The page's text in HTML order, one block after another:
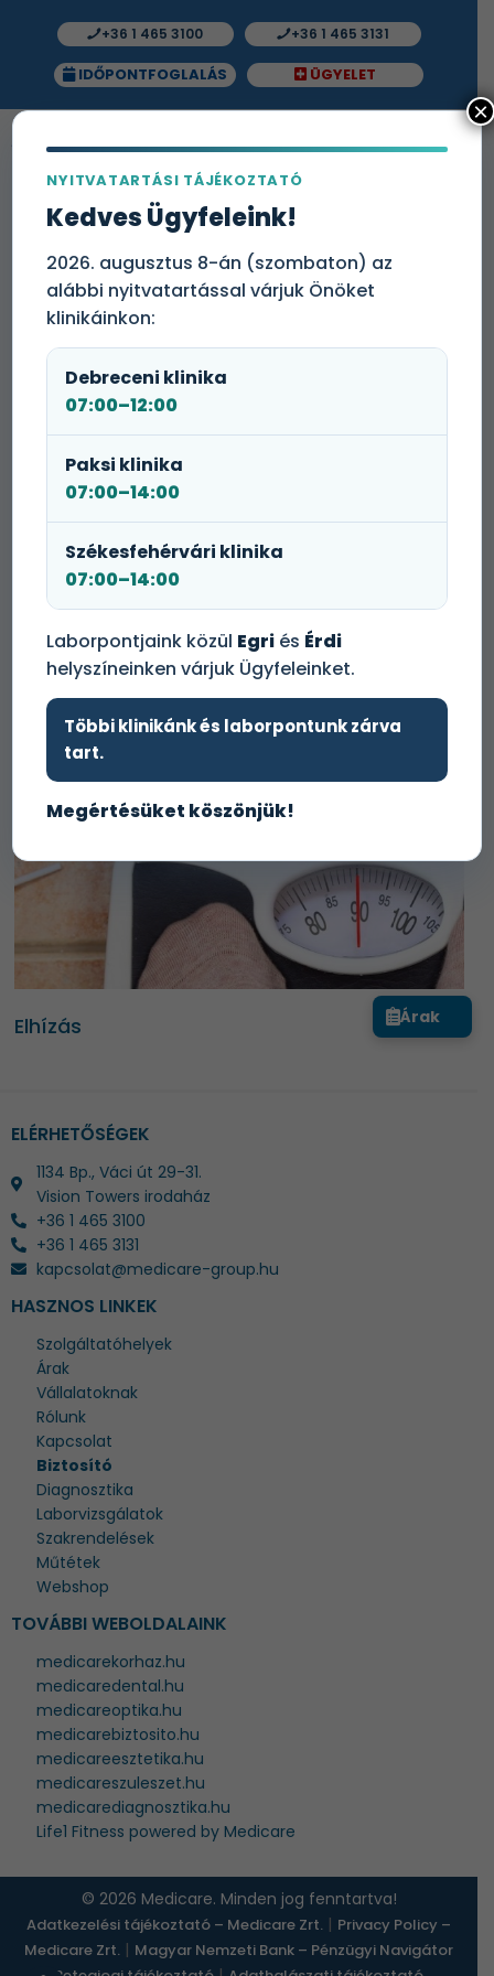
+36 1 465 3100 +36 1 465 3131
IDŐPONTFOGLALÁS ÜGYELET
Magas koleszterinszint
(Hiperkoleszterinémia)
Elhízás
ELÉRHETŐSÉGEK
1134 Bp., Váci út 29-31.
Vision Towers irodaház
+36 1 465 3100
+36 1 465 3131
kapcsolat@medicare-group.hu
HASZNOS LINKEK
Szolgáltatóhelyek
Árak
Vállalatoknak
Rólunk
Kapcsolat
Biztosító
Diagnosztika
Laborvizsgálatok
Szakrendelések
Műtétek
Webshop
TOVÁBBI WEBOLDALAINK
medicarekorhaz.hu
medicaredental.hu
medicareoptika.hu
medicarebiztosito.hu
medicareesztetika.hu
medicareszuleszet.hu
medicarediagnosztika.hu
Life1 Fitness powered by Medicare
© 2026 Medicare. Minden jog fenntartva!
Adatkezelési tájékoztató – Medicare Zrt. | Privacy Policy –
Medicare Zrt. | Magyar Nemzeti Bank – Pénzügyi Navigátor
Árak
NYITVATARTÁSI TÁJÉKOZTATÓ
Kedves Ügyfeleink!
2026. augusztus 8-án (szombaton) az
alábbi nyitvatartással várjuk Önöket
klinikáinkon:
Debreceni klinika
07:00–12:00
Paksi klinika
07:00–14:00
Székesfehérvári klinika
07:00–14:00
Laborpontjaink közül Egri és Érdi
helyszíneinken várjuk Ügyfeleinket.
Többi klinikánk és laborpontunk zárva
tart.
Megértésüket köszönjük!
×